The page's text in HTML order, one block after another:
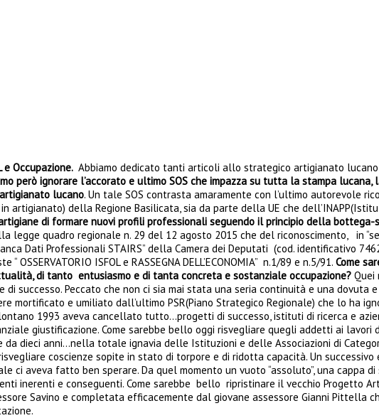
Occupazione. Abbiamo dedicato tanti articoli allo strategico artigianato
però ignorare l’accorato e ultimo SOS che impazza su tutta la stampa
lucano. Un tale SOS contrasta amaramente con l’ultimo autorevole
artigianato) della Regione Basilicata, sia da parte della UE che
di formare nuovi profili professionali seguendo il principio della
quadro regionale n. 29 del 12 agosto 2015 che del riconoscimento, in
Dati Professionali STAIRS” della Camera dei Deputati (cod. identificativo
ISFOL e RASSEGNA DELL’ECONOMIA” n.1/89 e n.5/91. Come
di tanto entusiasmo e di tanta concreta e sostanziale occupazione? Quei
successo. Peccato che non ci sia mai stata una seria continuità e una dovuta
mortificato e umiliato dall’ultimo PSR(Piano Strategico Regionale) che lo ha
1993 aveva cancellato tutto…progetti di successo, istituti di ricerca e
giustificazione. Come sarebbe bello oggi risvegliare quegli addetti ai lavori
dieci anni…nella totale ignavia delle Istituzioni e delle Associazioni di
coscienze sopite in stato di torpore e di ridotta capacità. Un
ci aveva fatto ben sperare. Da quel momento un vuoto “assoluto”, una cappa
inerenti e conseguenti. Come sarebbe bello ripristinare il vecchio Progetto
Savino e completata efficacemente dal giovane assessore Gianni Pittella